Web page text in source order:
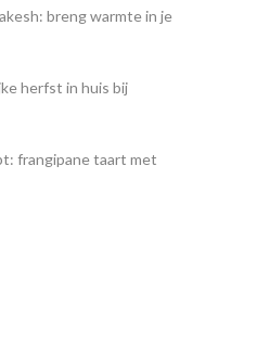
breng warmte in je
herfst in huis bij
frangipane taart met